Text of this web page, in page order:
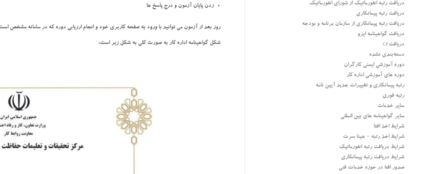
زدن پایان آزمون و درج پاسخ ها
روز بعد از آزمون می توانید با ورود به صفحه کاربری خود و انجام ارزیابی دوره که در سامانه مشخص
شکل گواهینامه اداره کار به صورت کلی به شکل زیر است:
دریافت رتبه انفورماتیک از شورای انفورماتیک
دریافت رتبه پیمانکاری
دریافت رتبه پیمانکاری از سازمان برنامه و بودجه
دریافت گواهینامه ایزو
دریافتce
دسته‌بندی نشده
دوره آموزشی ایمنی کارگران
دوره های آموزشی اداره کار
رتبه پیمانکاری و تغییرات جدید آیین نامه
رتبه فوری
سایر خدمات
سایر گواهینامه های بین المللی
شرایط اخذ افتا
شرایط اخذ رتبه – هینا سرت
شرایط دریافت رتبه انفورماتیک
شرایط دریافت رتبه پیمانکاری
صدور افتا در حوزه خدمات فنی